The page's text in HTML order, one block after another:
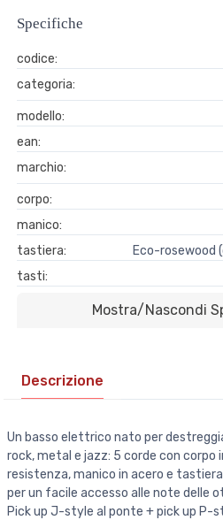
Specifiche
codice:
categoria:
modello:
ean:
marchio:
corpo:
manico:
tastiera:
Eco-rosewood
tasti:
Mostra/nascondi
Descrizione
Un basso elettrico nato per
rock, metal e jazz: 5 corde con corpo
resistenza, manico in acero e
per un facile accesso alle note delle
Pick up J-style al ponte + pick up P-